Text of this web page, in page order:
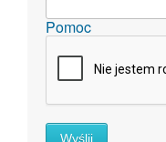
Pomoc
Wyślij